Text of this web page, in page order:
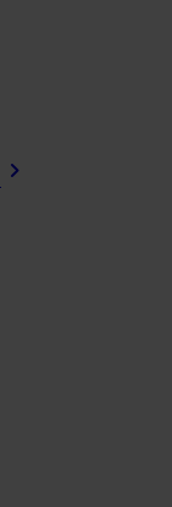
chevron_right